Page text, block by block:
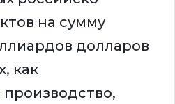
на сумму
долларов
как